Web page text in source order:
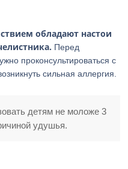
обладают настои
Перед
проконсультироваться с
сильная аллергия.
детям не моложе 3
удушья.